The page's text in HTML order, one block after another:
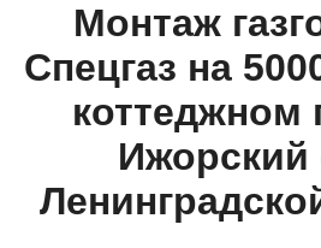
Монтаж
Спецгаз на
коттеджном
Ижорский